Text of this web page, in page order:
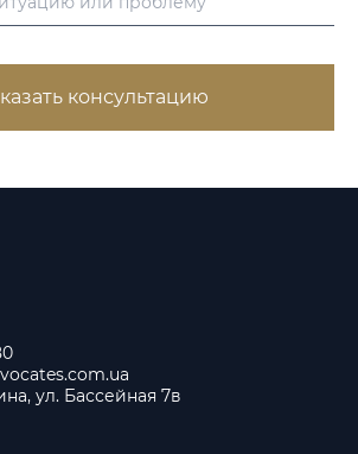
консультацию
ул. Бассейная 7в